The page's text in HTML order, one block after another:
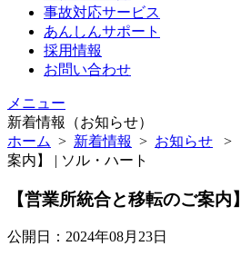
事故対応サービス
あんしんサポート
採用情報
お問い合わせ
メニュー
新着情報（お知らせ）
ホーム > 新着情報 > お知らせ >
案内】 | ソル・ハート
【営業所統合と移転のご案内】
公開日：2024年08月23日